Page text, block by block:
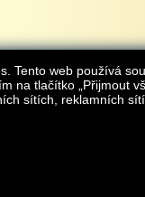
je AGROMARKET
Tento web používá
na tlačítko „Přijmout
sítích, reklamních